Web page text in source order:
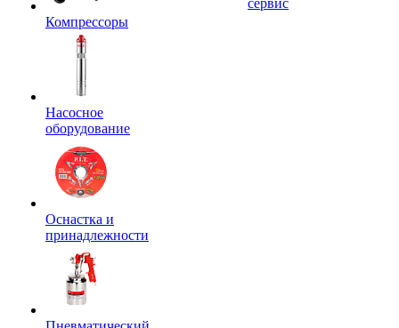
Компрессоры
Насосное
оборудование
Оснастка и
принадлежности
сервис